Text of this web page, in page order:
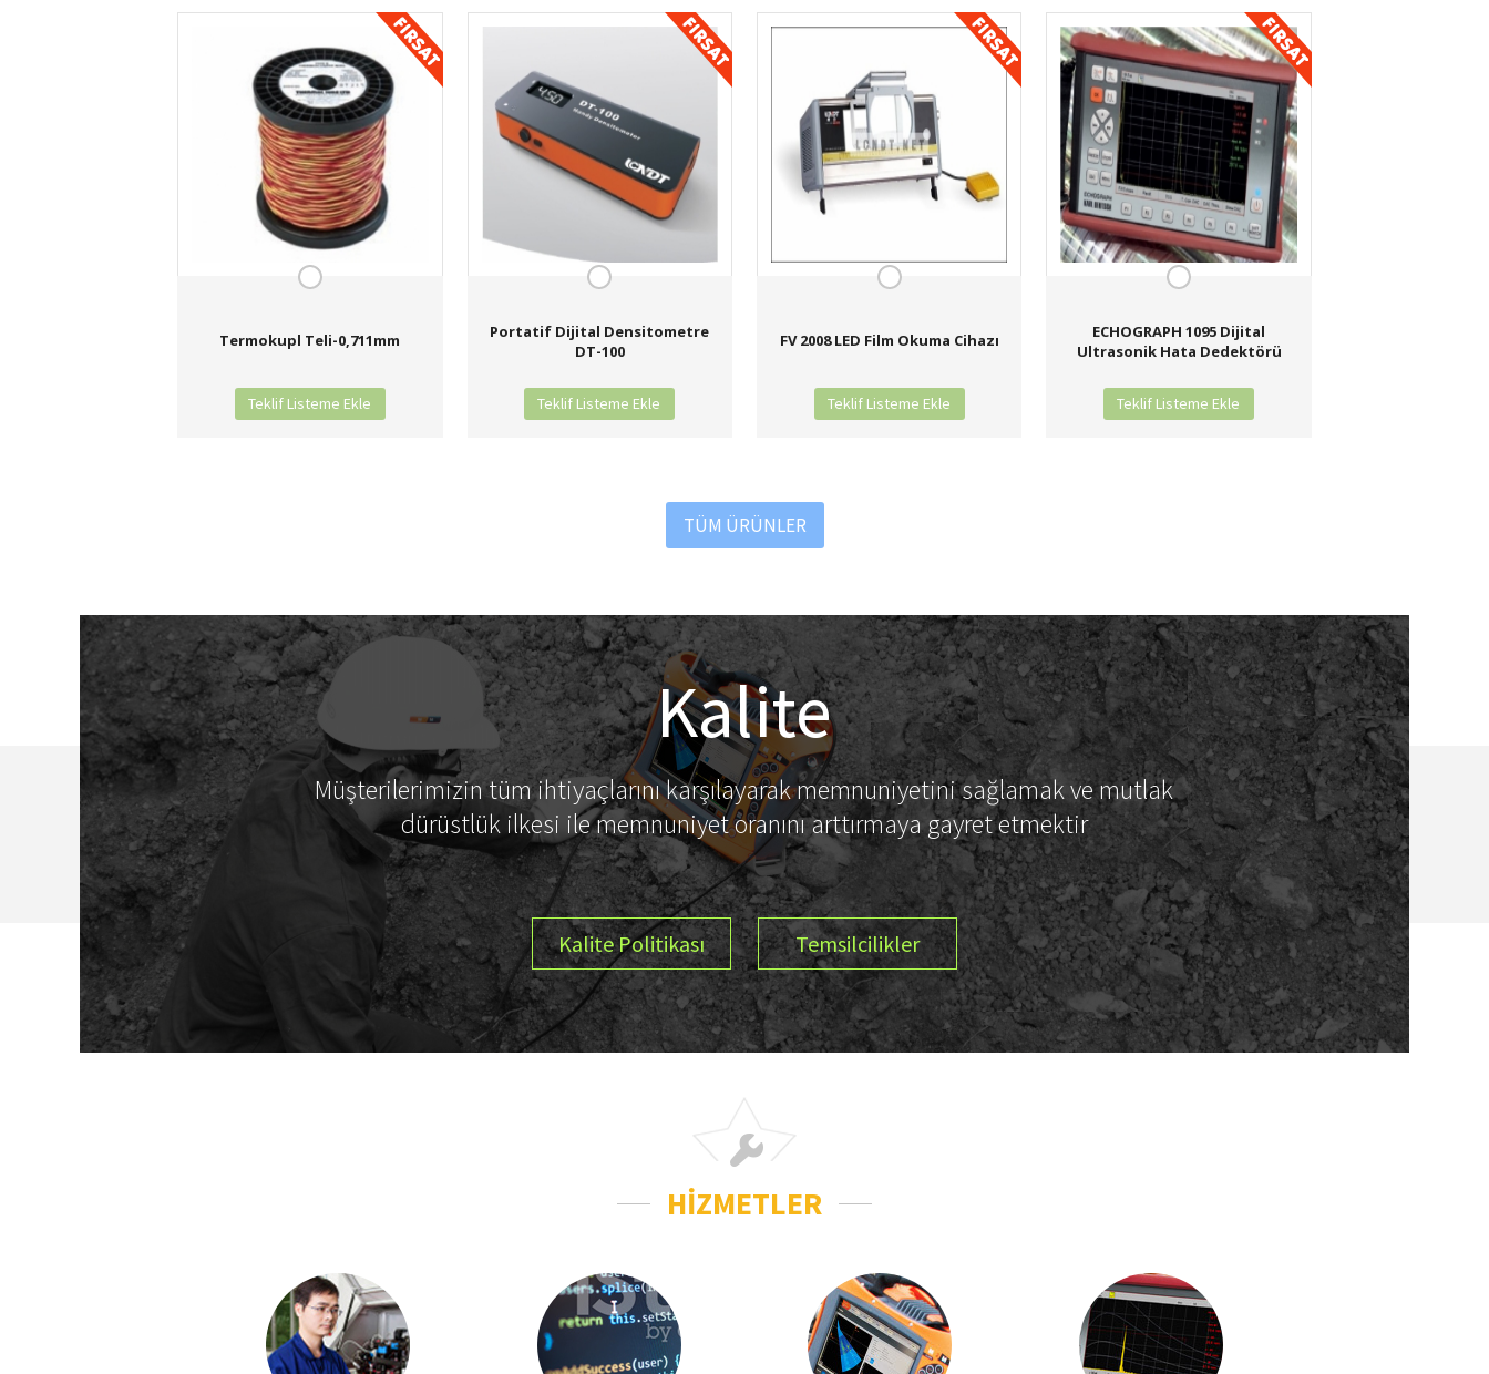
Termokupl Teli-0,711mm
Teklif Listeme Ekle
Portatif Dijital Densitometre
DT-100
Teklif Listeme Ekle
FV 2008 LED Film Okuma Cihazı
Teklif Listeme Ekle
ECHOGRAPH 1095 Dijital
Ultrasonik Hata Dedektörü
Teklif Listeme Ekle
TÜM ÜRÜNLER
Kalite
Müşterilerimizin tüm ihtiyaçlarını karşılayarak memnuniyetini sağlamak ve mutlak
dürüstlük ilkesi ile memnuniyet oranını arttırmaya gayret etmektir
Kalite Politikası Temsilcilikler
HİZMETLER